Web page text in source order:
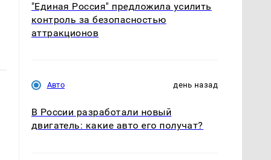
"Единая Россия" предложила усилить
контроль за безопасностью
аттракционов
Авто день назад
В России разработали новый
двигатель: какие авто его получат?